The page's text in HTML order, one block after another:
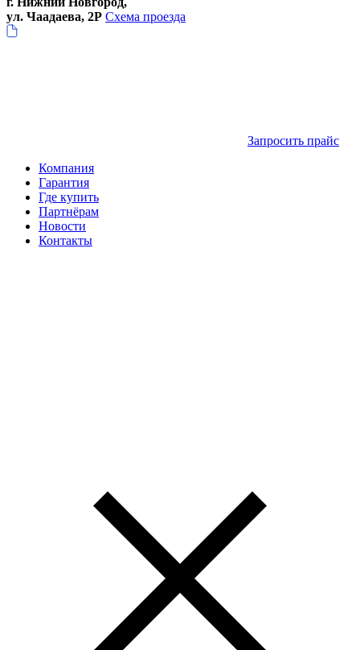
ул. Чаадаева, 2Р Схема проезда
Запросить прайс
Компания
Гарантия
Где купить
Партнёрам
Новости
Контакты